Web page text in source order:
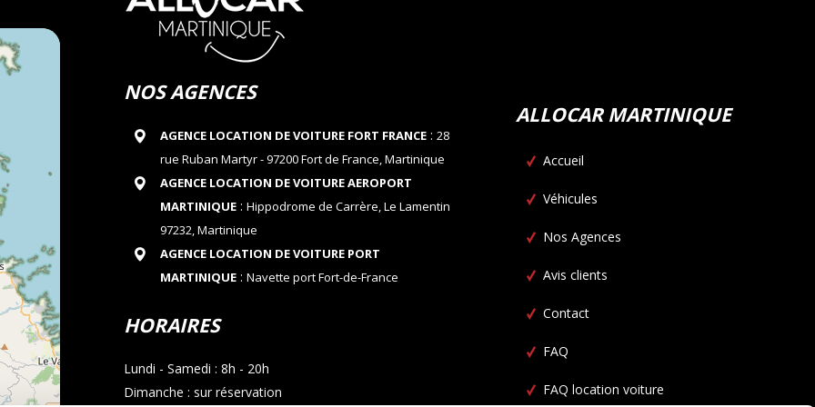
NOS AGENCES
AGENCE LOCATION DE VOITURE FORT FRANCE: 28
rue Ruban Martyr - 97200 Fort de France, Martinique
AGENCE LOCATION DE VOITURE AEROPORT
MARTINIQUE: Hippodrome de Carrère, Le Lamentin
97232, Martinique
AGENCE LOCATION DE VOITURE PORT
MARTINIQUE: Navette port Fort-de-France
HORAIRES
Lundi - Samedi : 8h - 20h
Dimanche : sur réservation
ALLOCAR MARTINIQUE
Accueil
Véhicules
Nos Agences
Avis clients
Contact
FAQ
FAQ location voiture